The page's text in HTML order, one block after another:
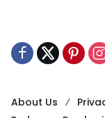
About Us